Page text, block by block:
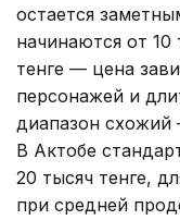
остается
начинаются от
тенге — цена
персонажей и
диапазон схожий
В Актобе
20 тысяч тенге,
при средней